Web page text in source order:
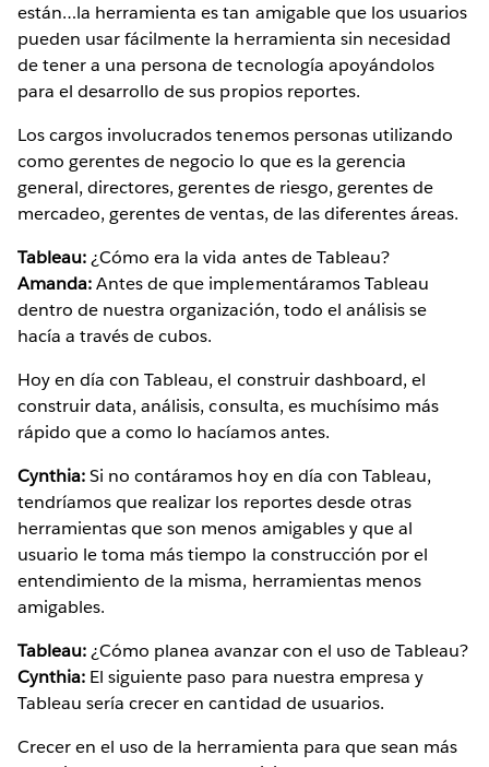
están…la herramienta es tan amigable que los usuarios
pueden usar fácilmente la herramienta sin necesidad
de tener a una persona de tecnología apoyándolos
para el desarrollo de sus propios reportes.
Los cargos involucrados tenemos personas utilizando
como gerentes de negocio lo que es la gerencia
general, directores, gerentes de riesgo, gerentes de
mercadeo, gerentes de ventas, de las diferentes áreas.
Tableau:¿Cómo era la vida antes de Tableau?
Amanda:Antes de que implementáramos Tableau
dentro de nuestra organización, todo el análisis se
hacía a través de cubos.
Hoy en día con Tableau, el construir dashboard, el
construir data, análisis, consulta, es muchísimo más
rápido que a como lo hacíamos antes.
Cynthia:Si no contáramos hoy en día con Tableau,
tendríamos que realizar los reportes desde otras
herramientas que son menos amigables y que al
usuario le toma más tiempo la construcción por el
entendimiento de la misma, herramientas menos
amigables.
Tableau:¿Cómo planea avanzar con el uso de Tableau?
Cynthia: El siguiente paso para nuestra empresa y
Tableau sería crecer en cantidad de usuarios.
Crecer en el uso de la herramienta para que sean más